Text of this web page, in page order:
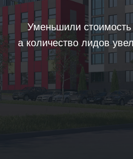
Уменьшили
а количество лидов